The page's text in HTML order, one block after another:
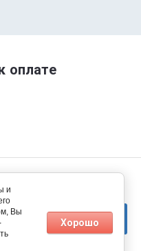
оплате
- 2026
и
Вы
Хорошо